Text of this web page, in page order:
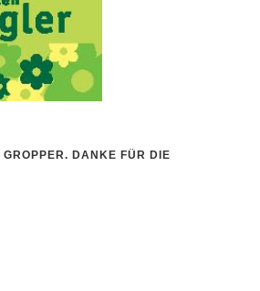
GROPPER. DANKE FÜR DIE